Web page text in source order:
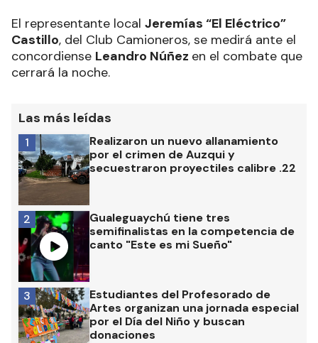
El representante local Jeremías “El Eléctrico”
Castillo, del Club Camioneros, se medirá ante el
concordiense Leandro Núñez en el combate que
cerrará la noche.
Las más leídas
Realizaron un nuevo allanamiento
por el crimen de Auzqui y
secuestraron proyectiles calibre .22
1
Gualeguaychú tiene tres
semifinalistas en la competencia de
canto "Este es mi Sueño"
2
Estudiantes del Profesorado de
Artes organizan una jornada especial
por el Día del Niño y buscan
donaciones
3